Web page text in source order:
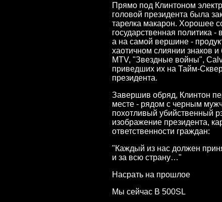
Прямо под Клинтоном
головой президента была
тарелка макарон. Хорошее
государственная политика
а на самой вершине -
хаотичном слиянии знаков и
MTV, "Звездные войны",
приведших их на Тайм-
президента.
Завершив обряд, Клинтон
месте - рядом с черным
похотливый убийственный
изображение президента,
ответственности граждан:
"Каждый из нас должен
и за всю страну…"
Насрать на прошлое
Мы сейчас В 500SL